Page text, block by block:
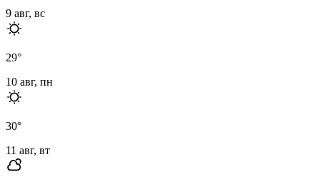
9 авг, вс
29°
10 авг, пн
30°
11 авг, вт